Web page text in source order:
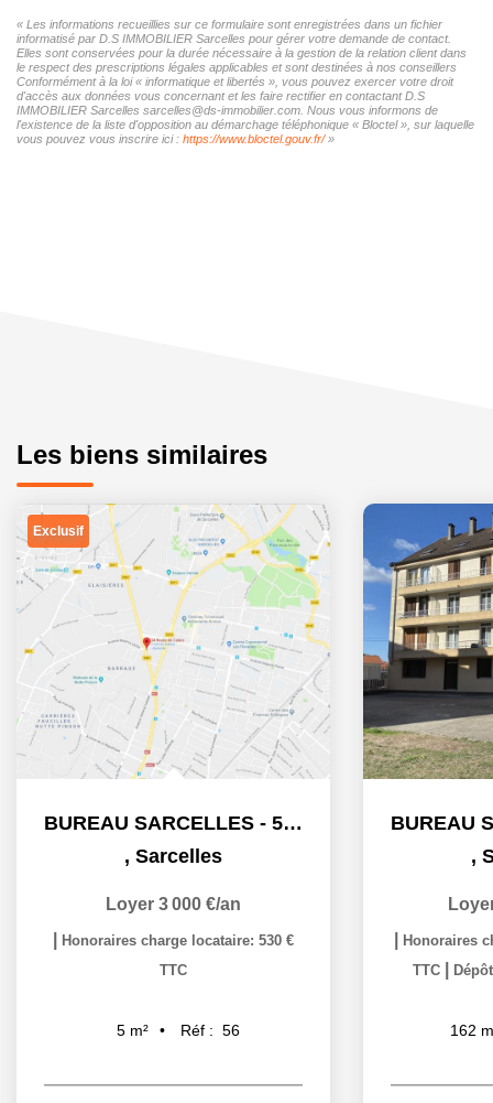
« Les informations recueillies sur ce formulaire sont enregistrées dans un fichier
informatisé par D.S IMMOBILIER Sarcelles pour gérer votre demande de contact.
Elles sont conservées pour la durée nécessaire à la gestion de la relation client dans
le respect des prescriptions légales applicables et sont destinées à nos conseillers
Conformément à la loi « informatique et libertés », vous pouvez exercer votre droit
d'accès aux données vous concernant et les faire rectifier en contactant D.S
IMMOBILIER Sarcelles sarcelles@ds-immobilier.com. Nous vous informons de
l'existence de la liste d'opposition au démarchage téléphonique « Bloctel », sur laquelle
vous pouvez vous inscrire ici : https://www.bloctel.gouv.fr/»
Les biens similaires
Exclusif
BUREAU SARCELLES - 5 m2
, Sarcelles
Loyer 3 000 €/an
Honoraires charge locataire: 530 €
TTC
5 m² Réf : 56
,
Honoraires
TTC
162